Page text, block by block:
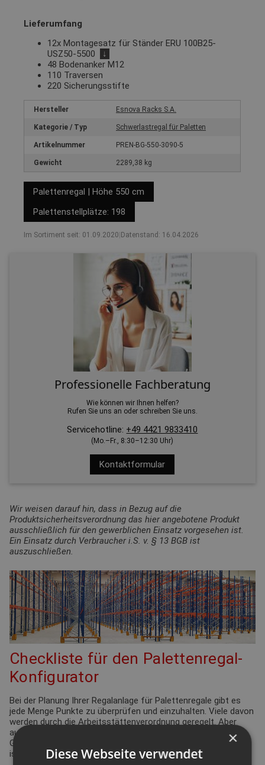
Lieferumfang
12x Montagesatz für Ständer ERU 100B25-
USZ50-5500
↓
48 Bodenanker M12
110 Traversen
220 Sicherungsstifte
Hersteller Esnova Racks S.A.
Kategorie / Typ Schwerlastregal für Paletten
Artikelnummer PREN-BG-550-3090-5
Gewicht 2289,38 kg
Palettenregal | Höhe 550 cm
Palettenstellplätze: 198
Im Sortiment seit: 01.09.2020 Datenstand: 16.04.2026
Professionelle Fachberatung
Wie können wir Ihnen helfen?
Rufen Sie uns an oder schreiben Sie uns.
Servicehotline: +49 4421 9833410
(Mo.–Fr., 8:30–12:30 Uhr)
Kontaktformular
Wir weisen darauf hin, dass in Bezug auf die
Produktsicherheitsverordnung das hier angebotene Produkt
ausschließlich für den gewerblichen Einsatz vorgesehen ist.
Ein Einsatz durch Verbraucher i.S. v. § 13 BGB ist
auszuschließen.
Checkliste für den Palettenregal-
Konfigurator
Bei der Planung Ihrer Regalanlage für Palettenregale gibt es
jede Menge Punkte zu überprüfen und einzuhalten. Viele davon
werden durch die Arbeitsstättenverordnung geregelt. Aber
auch Ergonomie und Effizienz spielen eine bedeutende Rolle.
Gleiches gilt für die Funktionsdefinition des Lagers: Wie hoch
ist der Warenumschlag? Wie groß ist die Produktvielfalt?
×
Diese Webseite verwendet